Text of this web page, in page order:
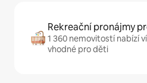
Rekreační pronájmy
1 360 nemovitostí nabízí
vhodné pro děti